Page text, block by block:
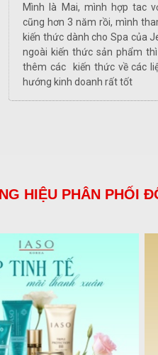
Mình là Mai, mình hợp tac
cũng hơn 3 năm rồi, mình
kiến thức dành cho Spa của
ngoài kiến thức sản phẩm
thêm các kiến thức về các
hướng kinh doanh rất tốt
HIỆU PHÂN PHỐI